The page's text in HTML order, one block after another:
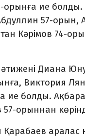
орынға ие
57-орын,
Кәрімов 74-
Диана
Виктория
ие болды.
орыннан
Қарабаев аралас